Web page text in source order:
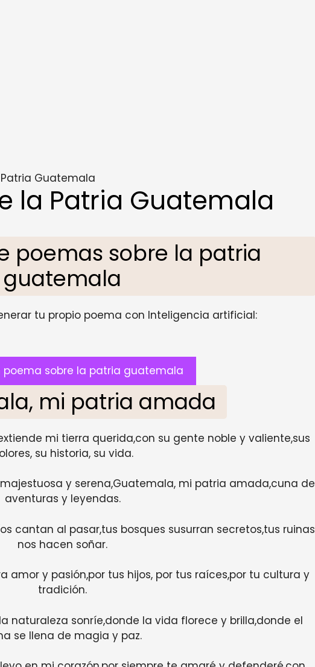
Guatemala
la Patria Guatemala
poemas sobre la patria
guatemala
tu propio poema con Inteligencia artificial:
poema sobre la patria guatemala
mi patria amada
mi tierra querida,con su gente noble y valiente,sus
su historia, su vida.
y serena,Guatemala, mi patria amada,cuna de
aventuras y leyendas.
cantan al pasar,tus bosques susurran secretos,tus ruinas
nos hacen soñar.
amor y pasión,por tus hijos, por tus raíces,por tu cultura y
tradición.
naturaleza sonríe,donde la vida florece y brilla,donde el
se llena de magia y paz.